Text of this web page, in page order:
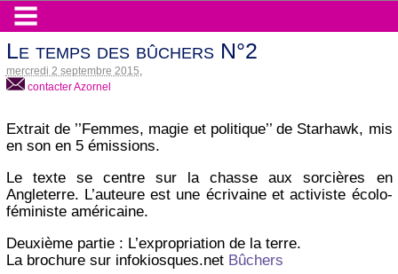
Le temps des bûchers N°2
mercredi 2 septembre 2015
contacter Azornel
Extrait de ’’Femmes, magie et politique’’ de Starhawk, mis
en son en 5 émissions.
Le texte se centre sur la chasse aux sorcières en
Angleterre. L’auteure est une écrivaine et activiste écolo-
féministe américaine.
Deuxième partie : L’expropriation de la terre.
La brochure sur infokiosques.net ‬ Bûchers